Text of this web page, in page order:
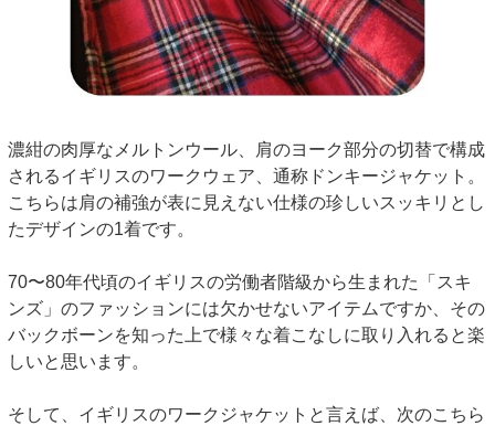
濃紺の肉厚なメルトンウール、肩のヨーク部分の切替で構成
されるイギリスのワークウェア、通称ドンキージャケット。
こちらは肩の補強が表に見えない仕様の珍しいスッキリとし
たデザインの1着です。
70〜80年代頃のイギリスの労働者階級から生まれた「スキ
ンズ」のファッションには欠かせないアイテムですか、その
バックボーンを知った上で様々な着こなしに取り入れると楽
しいと思います。
そして、イギリスのワークジャケットと言えば、次のこちら